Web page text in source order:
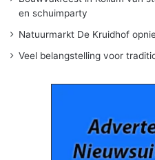
en schuimparty
Natuurmarkt De Kruidhof
Veel belangstelling voor